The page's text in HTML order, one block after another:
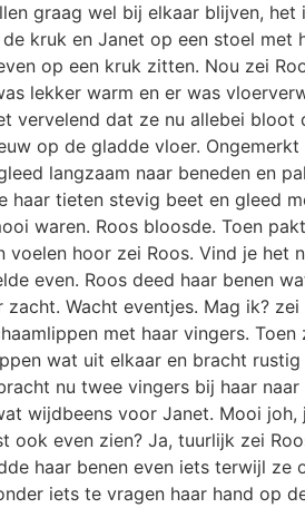
graag wel bij elkaar blijven,
kruk en Janet op een stoel met
op een kruk zitten. Nou zei
lekker warm en er was
dat ze nu allebei bloot
op de gladde vloer.
langzaam naar beneden en
tieten stevig beet en gleed
waren. Roos bloosde. Toen
hoor zei Roos. Vind je het
even. Roos deed haar benen
Wacht eventjes. Mag ik?
met haar vingers.
wat uit elkaar en bracht
nu twee vingers bij haar
wijdbeens voor Janet. Mooi
even zien? Ja, tuurlijk zei
haar benen even iets terwijl
iets te vragen haar hand op